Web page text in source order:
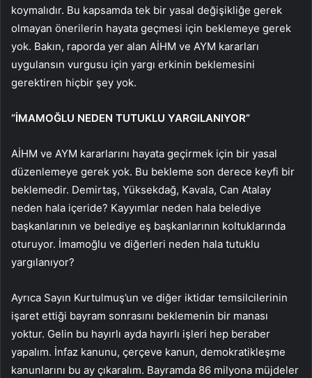
koymalıdır. Bu kapsamda tek bir yasal değişikliğe gerek
olmayan önerilerin hayata geçmesi için beklemeye gerek
yok. Bakın, raporda yer alan AİHM ve AYM kararları
uygulansın vurgusu için yargı erkinin beklemesini
gerektiren hiçbir şey yok.
“İMAMOĞLU NEDEN TUTUKLU YARGILANIYOR”
AİHM ve AYM kararlarını hayata geçirmek için bir yasal
düzenlemeye gerek yok. Bu bekleme son derece keyfi bir
beklemedir. Demirtaş, Yüksekdağ, Kavala, Can Atalay
neden hala içeride? Kayyımlar neden hala belediye
başkanlarının ve belediye eş başkanlarının koltuklarında
oturuyor. İmamoğlu ve diğerleri neden hala tutuklu
yargılanıyor?
Ayrıca Sayın Kurtulmuş’un ve diğer iktidar temsilcilerinin
işaret ettiği bayram sonrasını beklemenin bir manası
yoktur. Gelin bu hayırlı ayda hayırlı işleri hep beraber
yapalım. İnfaz kanunu, çerçeve kanun, demokratikleşme
kanunlarını bu ay çıkaralım. Bayramda 86 milyona müjdeler